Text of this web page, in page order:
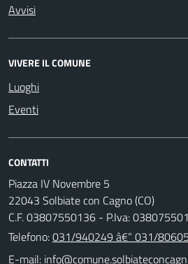
Avvisi
VIVERE IL COMUNE
Luoghi
Eventi
CONTATTI
Piazza IV Novembre 5
22043 Solbiate con Cagno (CO)
C.F. 03807550136 - P.Iva:
Telefono:031/940249 â€“ 031/
E-mail: